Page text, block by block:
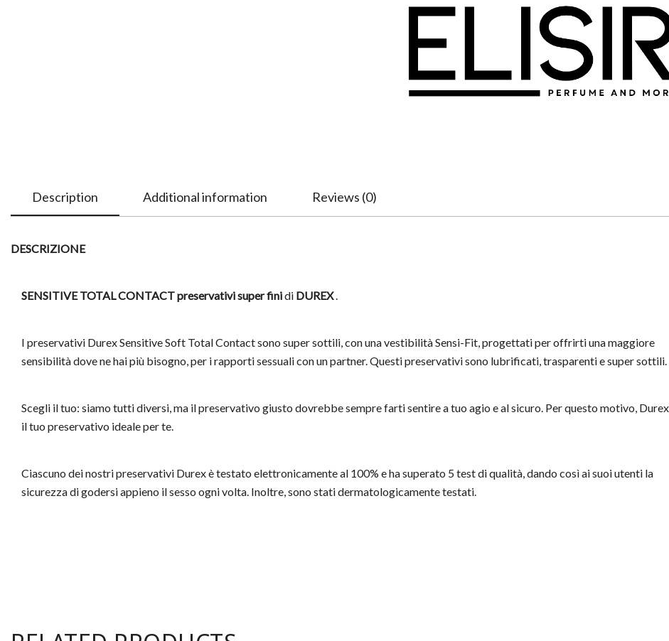
Description Additional information Reviews (0)
DESCRIZIONE
SENSITIVE TOTAL CONTACT preservativi super finidi DUREX.
I preservativi Durex Sensitive Soft Total Contact sono super sottili, con una vestibilità Sensi-Fit, progettati per offrirti una maggiore
sensibilità dove ne hai più bisogno, per i rapporti sessuali con un partner. Questi preservativi sono lubrificati, trasparenti e super sottili.
Scegli il tuo: siamo tutti diversi, ma il preservativo giusto dovrebbe sempre farti sentire a tuo agio e al sicuro. Per questo motivo,
il tuo preservativo ideale per te.
Ciascuno dei nostri preservativi Durex è testato elettronicamente al 100% e ha superato 5 test di qualità, dando così ai suoi utenti la
sicurezza di godersi appieno il sesso ogni volta. Inoltre, sono stati dermatologicamente testati.